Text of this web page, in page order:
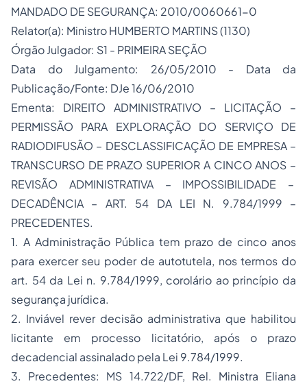
MANDADO DE SEGURANÇA: 2010/0060661-0
Relator(a): Ministro HUMBERTO MARTINS (1130)
Órgão Julgador: S1 - PRIMEIRA SEÇÃO
Data do Julgamento: 26/05/2010 - Data da
Publicação/Fonte: DJe 16/06/2010
Ementa: DIREITO ADMINISTRATIVO – LICITAÇÃO –
PERMISSÃO PARA EXPLORAÇÃO DO SERVIÇO DE
RADIODIFUSÃO – DESCLASSIFICAÇÃO DE EMPRESA –
TRANSCURSO DE PRAZO SUPERIOR A CINCO ANOS –
REVISÃO ADMINISTRATIVA – IMPOSSIBILIDADE –
DECADÊNCIA – ART. 54 DA LEI N. 9.784/1999 –
PRECEDENTES.
1. A Administração Pública tem prazo de cinco anos
para exercer seu poder de autotutela, nos termos do
art. 54 da Lei n. 9.784/1999, corolário ao princípio da
segurança jurídica.
2. Inviável rever decisão administrativa que habilitou
licitante em processo licitatório, após o prazo
decadencial assinalado pela Lei 9.784/1999.
3. Precedentes: MS 14.722/DF, Rel. Ministra Eliana